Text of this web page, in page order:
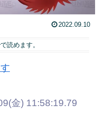
2022.09.10
で読めます。
金) 11:58:19.79